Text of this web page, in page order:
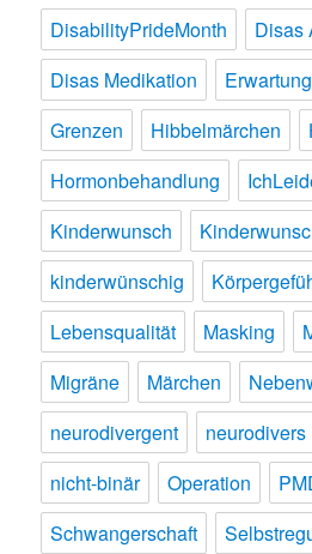
DisabilityPrideMonth
Disas
Disas Medikation
Grenzen
Hibbelmärchen
Hormonbehandlung
Kinderwunsch
kinderwünschig
Lebensqualität
Masking
Migräne
Märchen
neurodivergent
neurodivers
nicht-binär
Operation
Schwangerschaft